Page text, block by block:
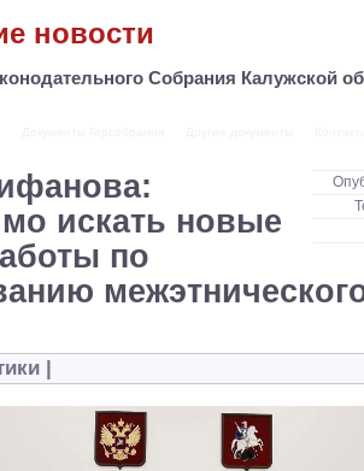
новости
Собрания Калужской
искать новые
по
|